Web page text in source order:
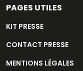
PAGES UTILES
KIT PRESSE
CONTACT PRESSE
MENTIONS LÉGALES